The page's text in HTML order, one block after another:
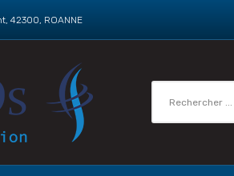
42300, ROANNE